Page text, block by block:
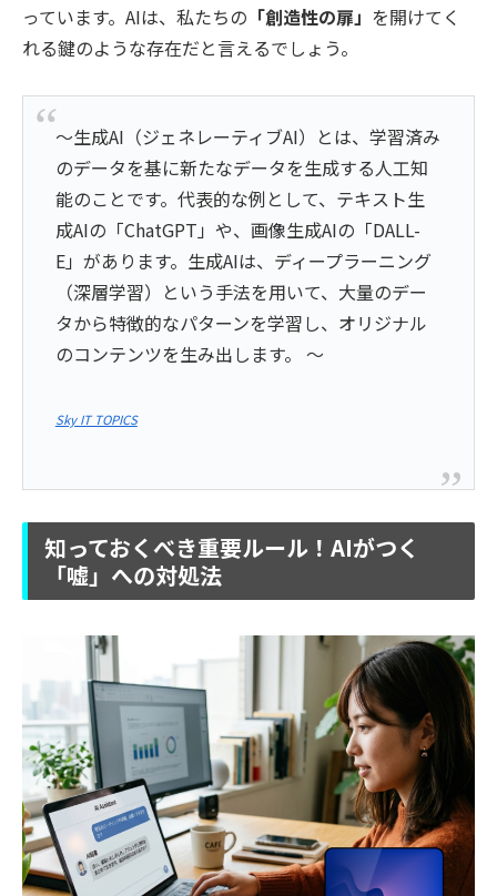
っています。AIは、私たちの 「創造性の扉」 を開けてく
れる鍵のような存在だと言えるでしょう。
～生成AI（ジェネレーティブAI）とは、学習済み
のデータを基に新たなデータを生成する人工知
能のことです。代表的な例として、テキスト生
成AIの「ChatGPT」や、画像生成AIの「DALL-
E」があります。生成AIは、ディープラーニング
（深層学習）という手法を用いて、大量のデー
タから特徴的なパターンを学習し、オリジナル
のコンテンツを生み出します。 ～
Sky IT TOPICS
知っておくべき重要ルール！AIがつく
「嘘」への対処法